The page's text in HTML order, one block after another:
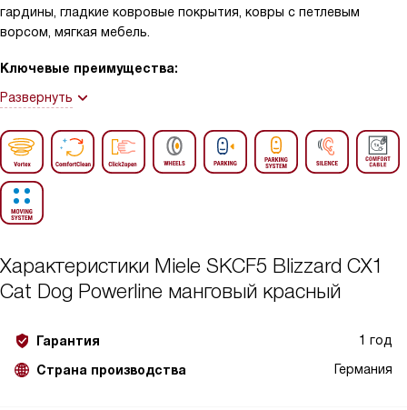
гардины, гладкие ковровые покрытия, ковры с петлевым
ворсом, мягкая мебель.
Ключевые преимущества:
Развернуть
Характеристики Miele SKCF5 Blizzard CX1
Cat Dog Powerline манговый красный
Гарантия 1 год
Страна производства Германия